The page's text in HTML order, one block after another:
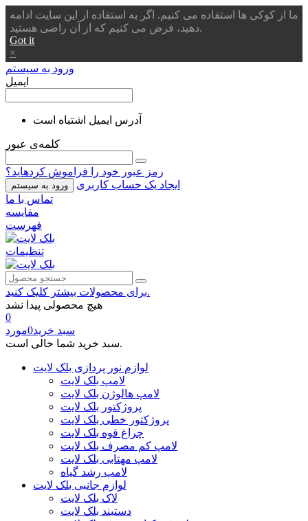
ما از کوکی ها استفاده می کنیم. اگر به استفاده از این سایت ادامه
دهید، فرض می کنیم که از آن راضی هستید.
Got it
×
ورود به سیستم
ایمیل
آدرس ایمیل اشتباه است
کلمه‌ی عبور
رمز عبور خود را فراموش کردهاید؟
ورود به سیستم
ایجاد یک حساب کاربری
تماس با ما
مقایسه
فهرست
تنظیمات
برای محصولات بیشتر کلیک کنید.
هیچ محصولی پیدا نشد
0
سبد خرید0مورد
سبد خرید شما خالی است.
لوازم نور پردازی بلک لایت
لامپ بلک لایت
لامپ هالوژن بلک لایت
پروژکتور بلک لایت
پروژکتور خطی بلک لایت
چراغ قوه بلک لایت
لامپ کم مصرف بلک لایت
لامپ مهتابی بلک لایت
لامپ رشد گیاه
لوازم جانبی بلک لایت
لاک بلک لایت
دستبند بلک لایت